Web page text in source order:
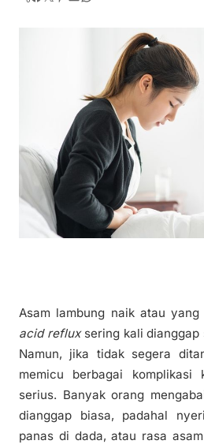
Asam lambung naik atau
acid refluxsering kali dianggap
Namun, jika tidak segera
memicu berbagai komplikasi
serius. Banyak orang
dianggap biasa, padahal
panas di dada, atau rasa